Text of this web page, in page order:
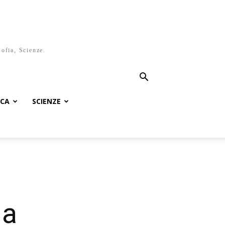
Scienze.
SCIENZE